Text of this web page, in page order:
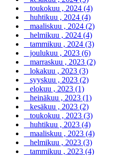
toukokuu , 2024 (4)
huhtikuu , 2024 (4)
maaliskuu , 2024 (2)
helmikuu , 2024 (4)
tammikuu , 2024 (3)
joulukuu , 2023 (6)
marraskuu , 2023 (2)
lokakuu , 2023 (3)
syyskuu , 2023 (2)
elokuu , 2023 (1)
heinäkuu , 2023 (1)
kesäkuu , 2023 (2)
toukokuu , 2023 (3)
huhtikuu , 2023 (4)
maaliskuu , 2023 (4)
helmikuu , 2023 (3)
tammikuu , 2023 (4)